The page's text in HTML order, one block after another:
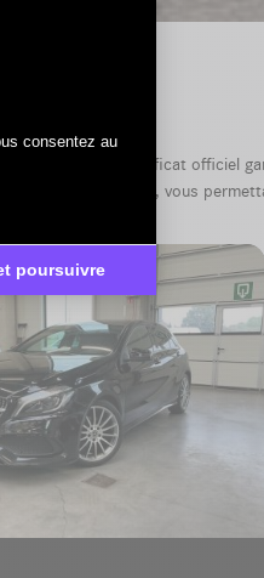
Car-Pass, un certificat officiel
et fiable du véhicule, vous